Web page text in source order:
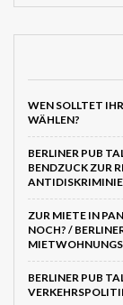
WEN SOLLTET
WÄHLEN?
BERLINER PUB
BENDZUCK ZUR
ZUR MIETE IN
NOCH? /
BERLINER PUB